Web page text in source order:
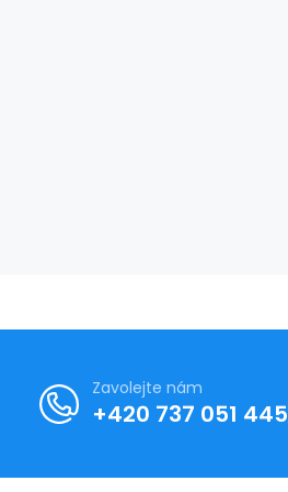
Zavolejte nám
+420 737 051 445